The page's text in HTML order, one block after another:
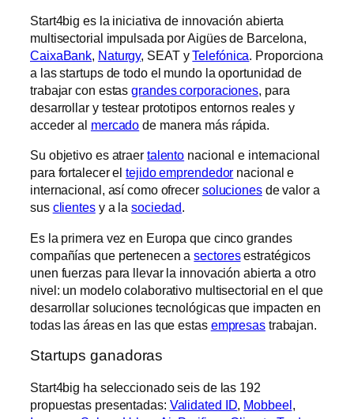
Start4big es la iniciativa de innovación abierta
multisectorial impulsada por Aigües de Barcelona,
CaixaBank, Naturgy, SEAT yTelefónica. Proporciona
a las ​startups de todo el mundo la oportunidad de
trabajar con estasgrandes corporaciones, para
desarrollar y testear prototipos entornos reales y
acceder al mercado de manera más rápida.
Su objetivo es atraer talento nacional e internacional
para fortalecer eltejido emprendedor nacional e
internacional, así como ofrecer solucionesde valor a
sus clientesy a lasociedad.
Es la primera vez en Europa que cinco grandes
compañías que pertenecen asectoresestratégicos
unen fuerzas para llevar la innovación abierta a otro
nivel: un modelo colaborativo multisectorial en el que
desarrollar soluciones tecnológicas que impacten en
todas las áreas en las que estas empresastrabajan.
Startups ganadoras
Start4big ha seleccionado seis de las 192
propuestas presentadas: Validated ID, Mobbeel,